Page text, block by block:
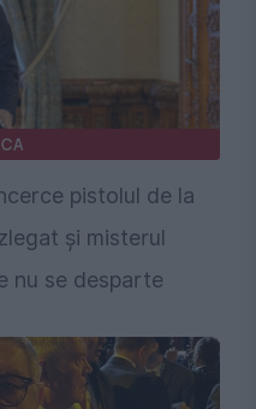
pistolul de la
și misterul
nu se desparte